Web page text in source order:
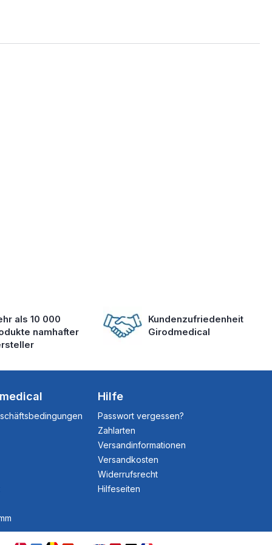
als 10 000
namhafter
Kundenzufriedenheit
Girodmedical
Hilfe
Passwort vergessen?
Zahlarten
Versandinformationen
Versandkosten
Widerrufsrecht
Hilfeseiten